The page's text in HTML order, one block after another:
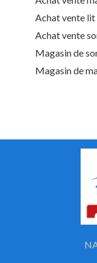
Achat vente
Achat vente
Magasin de
Magasin de